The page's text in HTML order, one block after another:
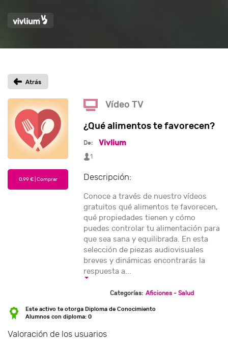
Vídeo TV
¿Qué alimentos te favorecen?
De: Vivlium
1
Descripción:
Conoce a través de nuestro vídeos
gratuitos qué alimentos te favorecen,
qué propiedades tienen y cómo
puedes controlar tu alimentación para
que sea sana y equilibrada. En esta
selección de piezas audiovisuales
breves y dinámicas encontrarás la
respuesta a...
Categorías: Aficiones - Salud
Este activo te otorga Diploma de Conocimiento
Alumnos con diploma: 0
Valoración de los usuarios